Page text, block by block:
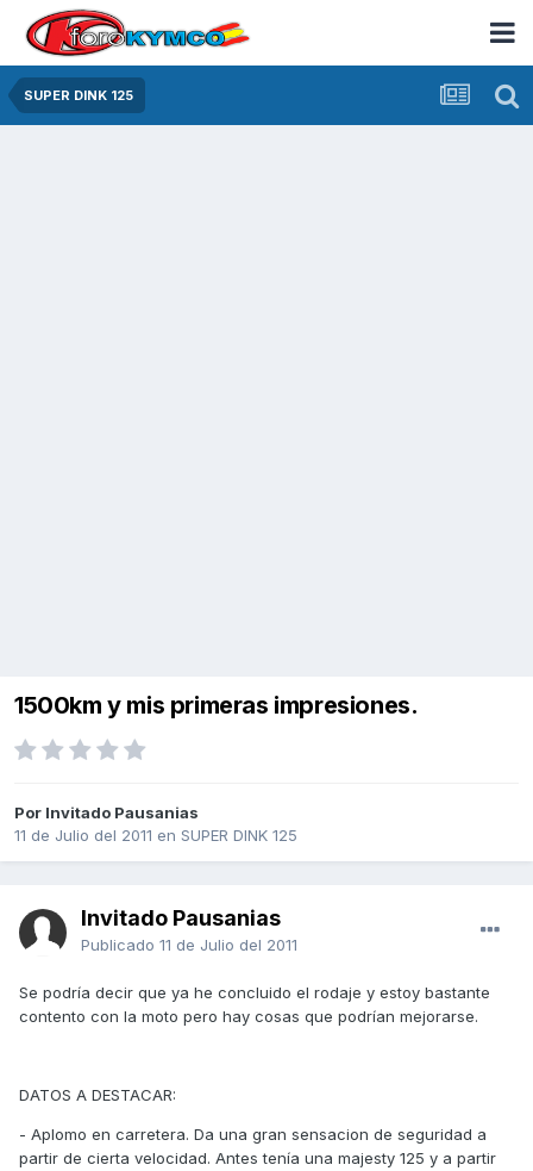
SUPER DINK 125
1500km y mis primeras impresiones.
Por Invitado Pausanias
11 de Julio del 2011 en SUPER DINK 125
Invitado Pausanias
Publicado 11 de Julio del 2011
Se podría decir que ya he concluido el rodaje y estoy bastante
contento con la moto pero hay cosas que podrían mejorarse.
DATOS A DESTACAR:
- Aplomo en carretera. Da una gran sensacion de seguridad a
partir de cierta velocidad. Antes tenía una majesty 125 y a partir